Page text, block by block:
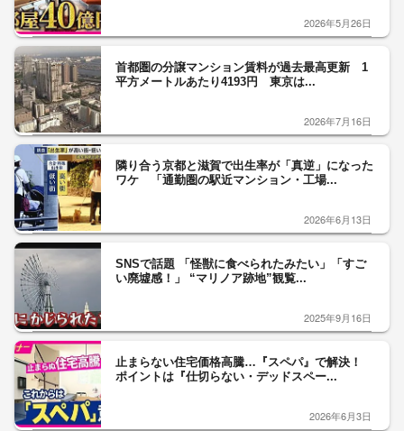
2026年5月26日
首都圏の分譲マンション賃料が過去最高更新 1
平方メートルあたり4193円 東京は...
2026年7月16日
隣り合う京都と滋賀で出生率が「真逆」になった
ワケ 「通勤圏の駅近マンション・工場...
2026年6月13日
SNSで話題 「怪獣に食べられたみたい」「すご
い廃墟感！」 “マリノア跡地”観覧...
2025年9月16日
止まらない住宅価格高騰…『スペパ』で解決！
ポイントは『仕切らない・デッドスペー...
2026年6月3日